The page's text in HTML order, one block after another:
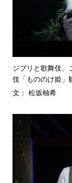
ジブリと歌舞伎、
伎「もののけ姫」
文： 松坂柚希